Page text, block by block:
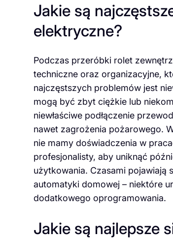
Jakie są
elektryczne?
Podczas przeróbki rolet
techniczne oraz organizacyjne,
najczęstszych problemów jest
mogą być zbyt ciężkie lub
niewłaściwe podłączenie
nawet zagrożenia pożarowego.
nie mamy doświadczenia w
profesjonalisty, aby uniknąć
użytkowania. Czasami pojawiają
automatyki domowej – niektóre
dodatkowego oprogramowania.
Jakie są najlepsze